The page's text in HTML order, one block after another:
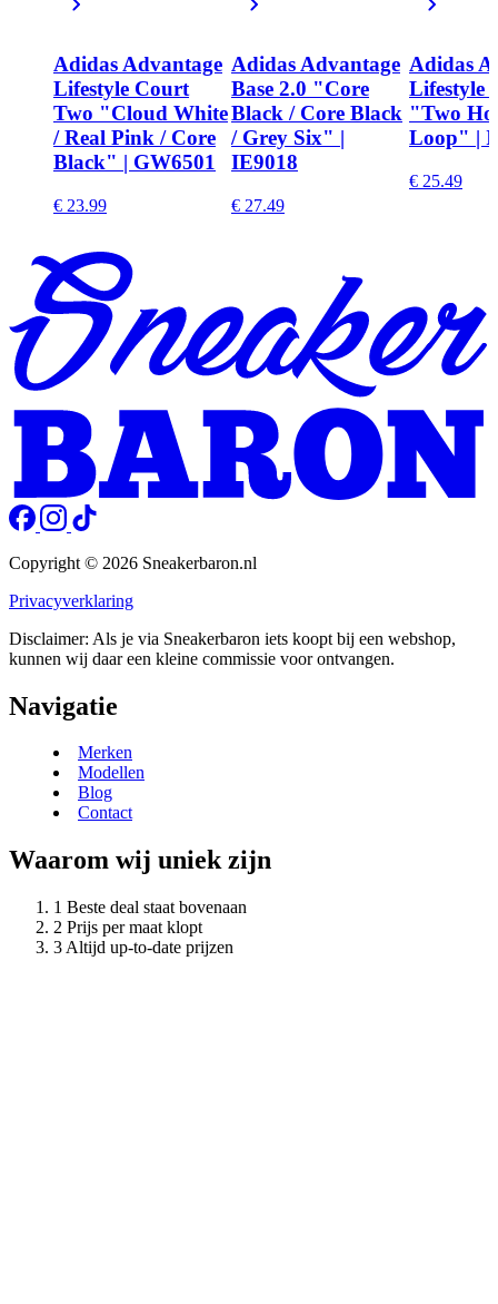
Adidas Advantage
Lifestyle Court
Two "Cloud White
/ Real Pink / Core
Black" | GW6501
€ 23.99
Adidas Advantage
Base 2.0 "Core
Black / Core Black
/ Grey Six" |
IE9018
€ 27.49
Adidas
Lifestyle
"Two
Loop" |
€ 25.49
Copyright © 2026 Sneakerbaron.nl
Privacyverklaring
Disclaimer: Als je via Sneakerbaron iets koopt bij een webshop,
kunnen wij daar een kleine commissie voor ontvangen.
Navigatie
Merken
Modellen
Blog
Contact
Waarom wij uniek zijn
Beste deal staat bovenaan
Prijs per maat klopt
Altijd up-to-date prijzen